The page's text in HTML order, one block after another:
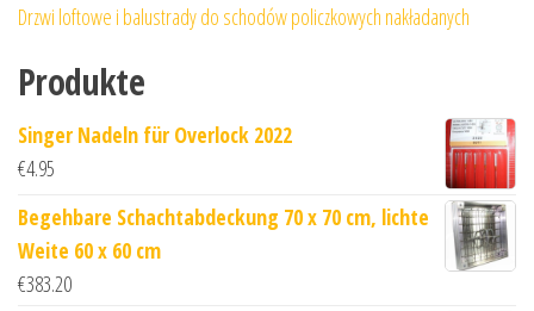
Drzwi loftowe i balustrady do schodów policzkowych nakładanych
Produkte
Singer Nadeln für Overlock 2022
€4.95
Begehbare Schachtabdeckung 70 x 70 cm, lichte
Weite 60 x 60 cm
€383.20